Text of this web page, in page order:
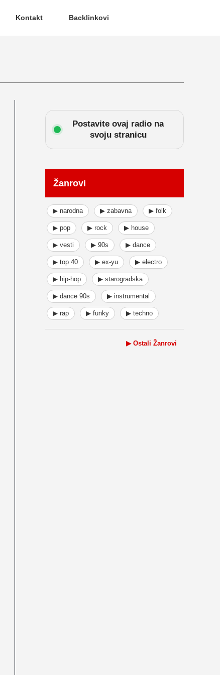
Kontakt Backlinkovi
Postavite ovaj radio na
svoju stranicu
Žanrovi
▶ narodna ▶ zabavna ▶ folk
▶ pop ▶ rock ▶ house
▶ vesti ▶ 90s ▶ dance
▶ top 40 ▶ ex-yu ▶ electro
▶ hip-hop ▶ starogradska
▶ dance 90s ▶ instrumental
▶ rap ▶ funky ▶ techno
▶ Ostali Žanrovi